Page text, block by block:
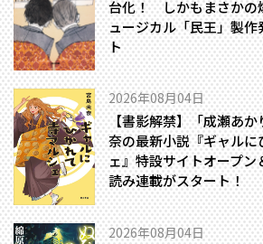
台化！ しかもまさかの
ュージカル「民王」製作
ト
2026年08月04日
【書影解禁】「成瀬あか
奈の最新小説『ギャルに
ェ』特設サイトオープン
読み連載がスタート！
2026年08月04日